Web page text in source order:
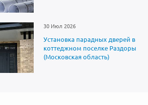
30 Июл 2026
Установка парадных дверей в
коттеджном поселке Раздоры
(Московская область)